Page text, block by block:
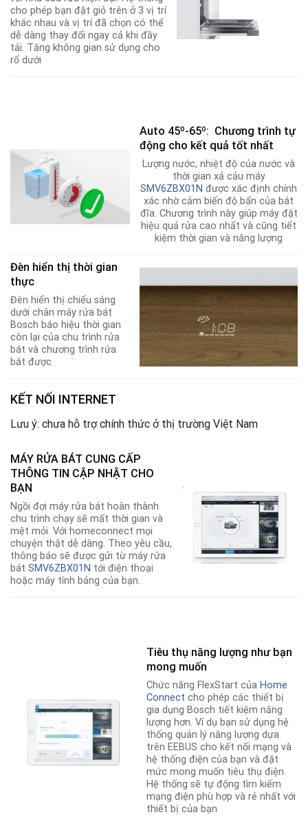
cho phép bạn đặt giỏ trên ở 3 vị trí
khác nhau và vị trí đã chọn có thể
dễ dàng thay đổi ngay cả khi đầy
tải. Tăng không gian sử dụng cho
rổ dưới
Auto 45º-65º: Chương trình tự
động cho kết quả tốt nhất
Lượng nước, nhiệt độ của nước và
thời gian xả cảu máy
SMV6ZBX01Nđược xác định chính
xác nhờ cảm biến độ bẩn của bát
đĩa. Chương trình này giúp máy đặt
hiệu quả rửa cao nhất và cũng tiết
kiệm thời gian và năng lượng
Đèn hiển thị thời gian
thực
Đèn hiển thị chiếu sáng
dưới chân máy rửa bát
Bosch báo hiệu thời gian
còn lại của chu trình rửa
bát và chương trình rửa
bát được
KẾT NỐI INTERNET
Lưu ý: chưa hỗ trợ chính thức ở thị trường Việt Nam
MÁY RỬA BÁT CUNG CẤP
THÔNG TIN CẬP NHẬT CHO
BẠN
Ngồi đợi máy rửa bát hoàn thành
chu trình chạy sẽ mất thời gian và
mệt mỏi. Với homeconnect mọi
chuyện thật dễ dàng. Theo yêu cầu,
thông báo sẽ được gửi từ máy rửa
bát SMV6ZBX01N tới điện thoại
hoặc máy tính bảng của bạn.
.
Tiêu thụ năng lượng như bạn
mong muốn
Chức năng FlexStart của Home
Connect cho phép các thiết bị
gia dụng Bosch tiết kiệm năng
lượng hơn. Ví dụ bạn sử dụng hệ
thống quản lý năng lượng dựa
trên EEBUS cho kết nối mạng và
hệ thống điện của bạn và đặt
mức mong muốn tiêu thụ điện.
Hệ thống sẽ tự động tìm kiếm
mạng điện phù hợp và rẻ nhất với
thiết bị của bạn